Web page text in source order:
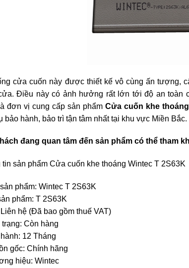
cửa cuốn này được thiết kế vô cùng ấn tượng,
Điều này có ảnh hưởng rất lớn tới độ an toàn
đơn vị cung cấp sản phẩm Cửa cuốn khe
bảo hành, bảo trì tận tâm nhất tại khu vực Miền Bắc.
đang quan tâm đến sản phẩm có thể tham
tin sản phẩm Cửa cuốn khe thoáng Wintec T 2S63K
phẩm: Wintec T 2S63K
phẩm: T 2S63K
hệ (Đã bao gồm thuế VAT)
Còn hàng
12 Tháng
gốc: Chính hãng
hiệu: Wintec